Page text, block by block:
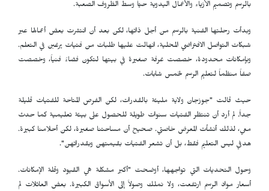
بالرسم وتصميم الأزياء والأعمال اليدوية حيّاً وسط الظروف الصعبة.
وبدأت رحلتها الفنية بالرسم من أجل ذاتها، لكن بعد أن انتشرت بعض أعمالها عبر
شبكات التواصل الافتراضي المحلية، انهالت عليها طلبات من فتيات يرغبن في التعلم.
وبإمكانات محدودة، خصصت غرفة صغيرة في بيتها لتكون فضاءً فنياً، وخصصت
صفاً منظماً لتعليم الرسم لخمس شابات.
حيث قالت "جوزجان ولاية مليئة بالقدرات، لكن الفرص المتاحة للفتيات قليلة
جداً. لم أرد أن تنتظر الفتيات سنوات طويلة للحصول على بيئة تعليمية كما حدث
معي، لذلك أنشأت المعرض خاصتي. صحيح أن مساحتنا صغيرة، لكن أحلامنا كبيرة.
هدفي ليس التعليم فقط، بل أن تشعر الفتيات بقيمتهن وبقدراتهن".
وحول التحديات التي تواجهها، أوضحت "أكبر مشكلة هي القيود وقلة الإمكانات.
أسعار مواد الرسم ارتفعت، ولا نملك وصولاً إلى الأسواق الكبيرة. بعض العائلات لم